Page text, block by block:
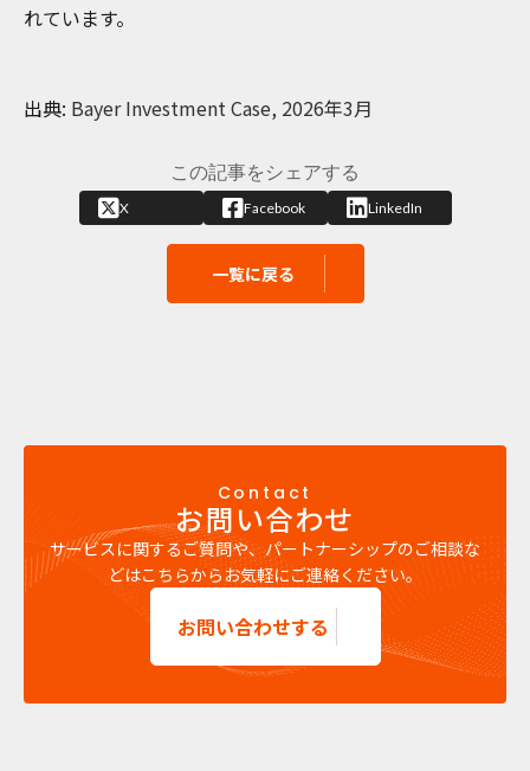
れています。
出典: Bayer Investment Case, 2026年3月
この記事をシェアする
X Facebook LinkedIn
一覧に戻る
Contact
お問い合わせ
サービスに関するご質問や、パートナーシップのご相談な
どはこちらからお気軽にご連絡ください。
お問い合わせする